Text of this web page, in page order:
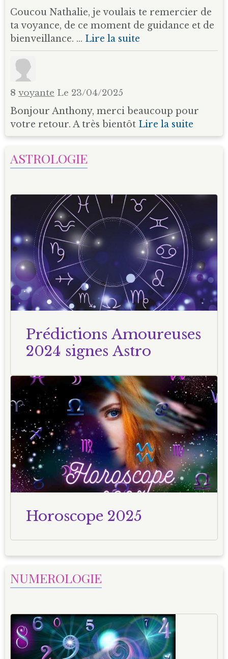
Coucou Nathalie, je voulais te remercier de
ta voyance, de ce moment de guidance et de
bienveillance. ... Lire la suite
8 voyante Le 23/04/2025
Bonjour Anthony, merci beaucoup pour
votre retour. A très bientôt Lire la suite
ASTROLOGIE
Prédictions Amoureuses
2024 signes Astro
Horoscope 2025
NUMEROLOGIE